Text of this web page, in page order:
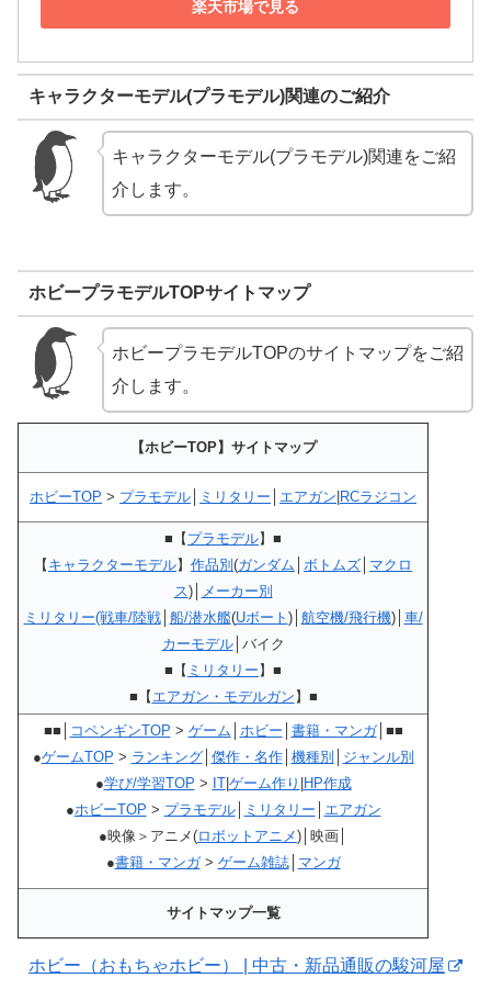
楽天市場で見る
キャラクターモデル(プラモデル)関連のご紹介
キャラクターモデル(プラモデル)関連をご紹
介します。
ホビープラモデルTOPサイトマップ
ホビープラモデルTOPのサイトマップをご紹
介します。
【ホビーTOP】サイトマップ
ホビーTOP > プラモデル ミリタリー エアガン RCラジコン
■【 プラモデル】■
【 キャラクターモデル】 作品別 (ガンダム ボトムズ マクロ
ス)│
メーカー別
ミリタリー(戦車/陸戦│ 船/潜水艦(Uボート )│ 航空機/飛行機)│ 車/
カーモデル│バイク
■【 ミリタリー 】■
■【 エアガン・モデルガン 】■
■■│ コペンギンTOP > ゲーム ホビー 書籍・マンガ│■■
●ゲームTOP > ランキング│ 傑作・名作│ 機種別
ジャンル別
●学び/学習TOP > IT| ゲーム作り HP作成
●ホビーTOP > プラモデル│ ミリタリー
エアガン
●映像＞アニメ(ロボットアニメ)│映画│
●書籍・マンガ> ゲーム雑誌│ マンガ
サイトマップ一覧
ホビー（おもちゃホビー） | 中古・新品通販の駿河屋